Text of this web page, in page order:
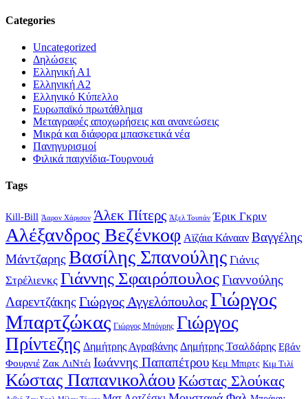
Categories
Uncategorized
Δηλώσεις
Ελληνική Α1
Ελληνική Α2
Ελληνικό Κύπελλο
Ευρωπαϊκό πρωτάθλημα
Μεταγραφές αποχωρήσεις και ανανεώσεις
Μικρά και διάφορα μπασκετικά νέα
Πανηγυρισμοί
Φιλικά παιχνίδια-Τουρνουά
Tags
Kill-Bill Άαρον Χάρισον Άλεκ Πίτερς Άξελ Τουπάν Έρικ Γκριν
Αλέξανδρος Βεζένκοφ Αϊζάια Κάνααν Βαγγέλης
Μάντζαρης Βασίλης Σπανούλης Γιάνις
Στρέλιενκς Γιάννης ΣφαιρόπουλοςΓιαννούλης
Λαρεντζάκης Γιώργος ΑγγελόπουλοςΓιώργος
Μπαρτζώκας Γιώργος Μπόγρης Γιώργος
Πρίντεζης Δημήτρης Αγραβάνης Δημήτρης Τσαλδάρης Εβάν
Φουρνιέ Ζακ ΛιΝτέι Ιωάννης Παπαπέτρου Κεμ Μπιρτς Κιμ Τιλί
Κώστας Παπανικολάου Κώστας Σλούκας